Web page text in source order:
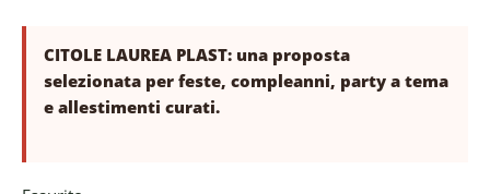
CITOLE LAUREA PLAST: una proposta
selezionata per feste, compleanni, party a tema
e allestimenti curati.